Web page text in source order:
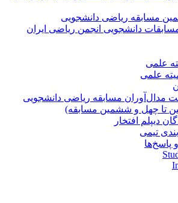
مسابقه ریاضی دانشجویی
مسابقات دانشجویی انجمن ریاضی ایران
علمی
علمی
مدال‌آوران مسابقه ریاضی دانشجویی
تا چهل‌ و ششمین مسابقه)
دیپلم افتخار
تیمی
پاسخ‌ها